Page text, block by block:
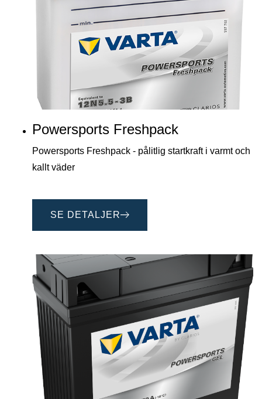
Powersports Freshpack
Powersports Freshpack - pålitlig startkraft i varmt och
kallt väder
SE DETALJER